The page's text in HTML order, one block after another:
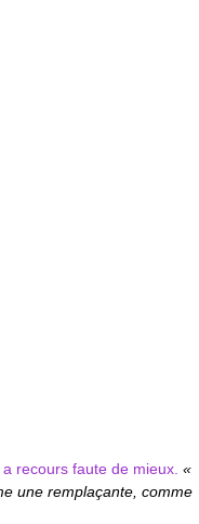
recours faute de mieux. «
une remplaçante, comme